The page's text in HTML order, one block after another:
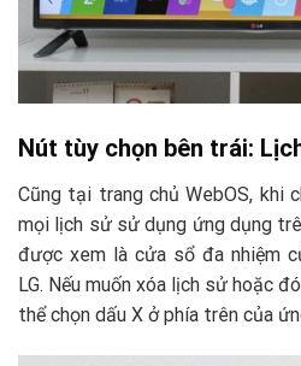
Nút tùy chọn bên trái:
Cũng tại trang chủ WebOS, khi
mọi lịch sử sử dụng ứng dụng
được xem là cửa sổ đa nhiệm
LG. Nếu muốn xóa lịch sử hoặc
thể chọn dấu X ở phía trên của